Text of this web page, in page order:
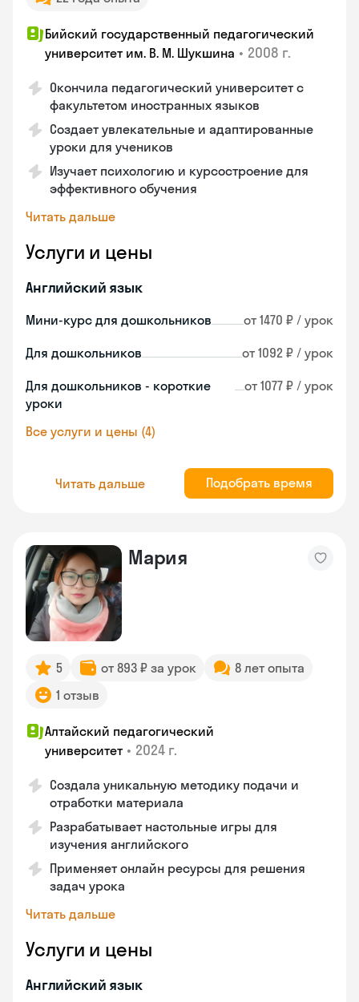
Бийский государственный педагогический
университет им. В. М. Шукшина • 2008 г.
Окончила педагогический университет с
факультетом иностранных языков
Создает увлекательные и адаптированные
уроки для учеников
Изучает психологию и курсостроение для
эффективного обучения
Читать дальше
Услуги и цены
Английский язык
Мини-курс для дошкольников от 1470 ₽ / урок
Для дошкольников от 1092 ₽ / урок
Для дошкольников - короткие
уроки
от 1077 ₽ / урок
Все услуги и цены (4)
Читать дальше Подобрать время
Мария
5 от 893 ₽ за урок
8 лет опыта
1 отзыв
Алтайский педагогический
университет • 2024 г.
Создала уникальную методику подачи и
отработки материала
Разрабатывает настольные игры для
изучения английского
Применяет онлайн ресурсы для решения
задач урока
Читать дальше
Услуги и цены
Английский язык